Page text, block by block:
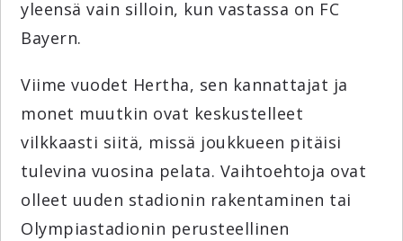
yleensä vain silloin, kun vastassa on FC
Bayern.
Viime vuodet Hertha, sen kannattajat ja
monet muutkin ovat keskustelleet
vilkkaasti siitä, missä joukkueen pitäisi
tulevina vuosina pelata. Vaihtoehtoja ovat
olleet uuden stadionin rakentaminen tai
Olympiastadionin perusteellinen